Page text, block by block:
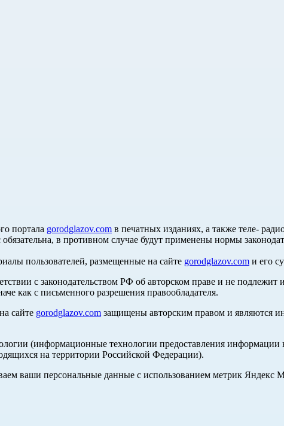
портала gorodglazov.com в печатных изданиях, а также теле-
в противном случае будут применены нормы
пользователей, размещенные на сайте gorodglazov.com и его
с законодательством РФ об авторском праве и не
как с письменного разрешения правообладателя.
сайте gorodglazov.com защищены авторским правом и являются
(информационные технологии предоставления информации
на территории Российской Федерации).
ваши персональные данные с использованием метрик Яндекс